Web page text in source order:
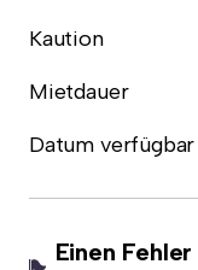
Kaution
Mietdauer
Datum verfügbar
Einen